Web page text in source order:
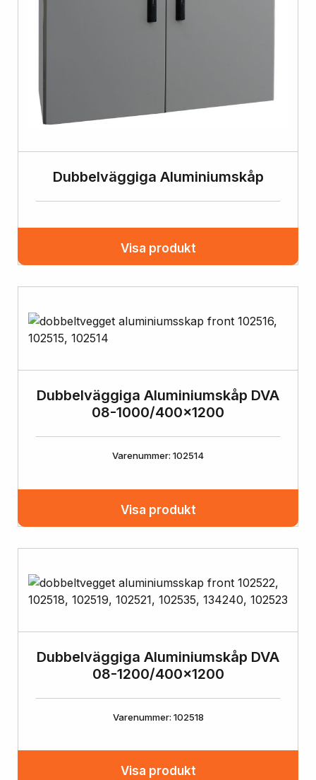
Dubbelväggiga Aluminiumskåp
Visa produkt
Dubbelväggiga Aluminiumskåp DVA
08-1000/400×1200
Varenummer: 102514
Visa produkt
Dubbelväggiga Aluminiumskåp DVA
08-1200/400×1200
Varenummer: 102518
Visa produkt